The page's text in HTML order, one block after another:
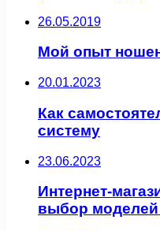
26.05.2019
Мой опыт
20.01.2023
Как
систему
23.06.2023
Интернет-
выбор